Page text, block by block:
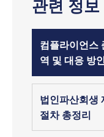
관련 정보
컴플라이언스
역 및 대응 방
법인파산회생
절차 총정리